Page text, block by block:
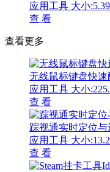
应用工具 大小
查 看
查看更多
无线鼠标键盘快速
应用工具 大小
查 看
踪视通实时定位
应用工具 大小
查 看